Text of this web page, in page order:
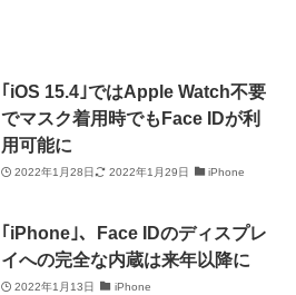
｢iOS 15.4｣ではApple Watch不要
でマスク着用時でもFace IDが利
用可能に
2022年1月28日 2022年1月29日 iPhone
｢iPhone｣、Face IDのディスプレ
イへの完全な内蔵は来年以降に
2022年1月13日 iPhone